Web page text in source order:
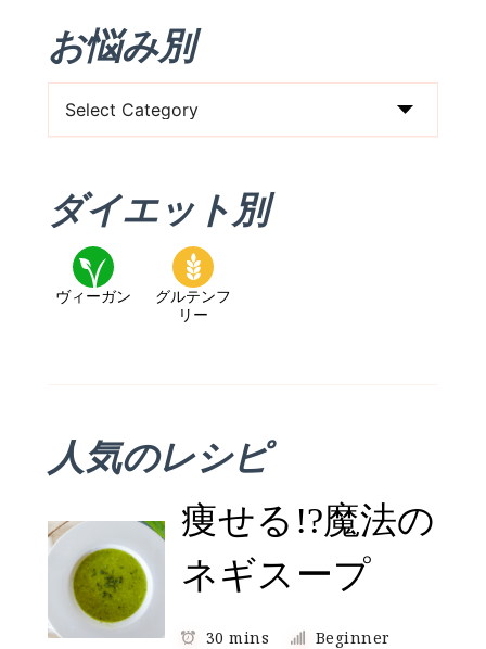
イ
プ
（朝/
お
つ）
お悩み別
悩
別
ダイエット別
ヴィーガン
グルテンフ
リー
人気のレシピ
痩せる!?魔法の
ネギスープ
30 mins Beginner